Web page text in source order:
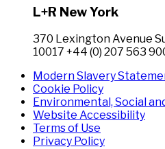
L+R New York
370 Lexington Avenue
10017 +44 (0) 207 563
Modern Slavery
Cookie Policy
Environmental, Social
Website Accessibility
Terms of Use
Privacy Policy